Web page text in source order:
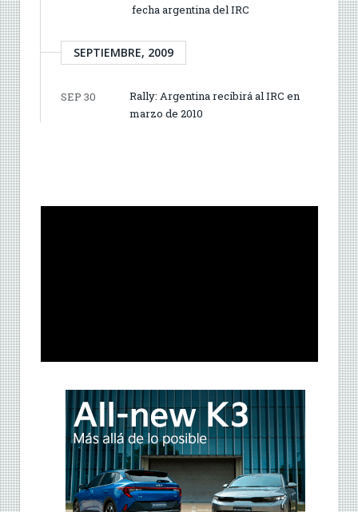
fecha argentina del IRC
SEPTIEMBRE, 2009
SEP 30
Rally: Argentina recibirá al IRC en
marzo de 2010